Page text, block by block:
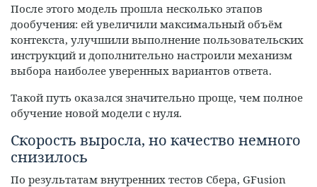
После этого модель прошла несколько этапов
дообучения: ей увеличили максимальный объём
контекста, улучшили выполнение пользовательских
инструкций и дополнительно настроили механизм
выбора наиболее уверенных вариантов ответа.
Такой путь оказался значительно проще, чем полное
обучение новой модели с нуля.
Скорость выросла, но качество немного
снизилось
По результатам внутренних тестов Сбера, GFusion